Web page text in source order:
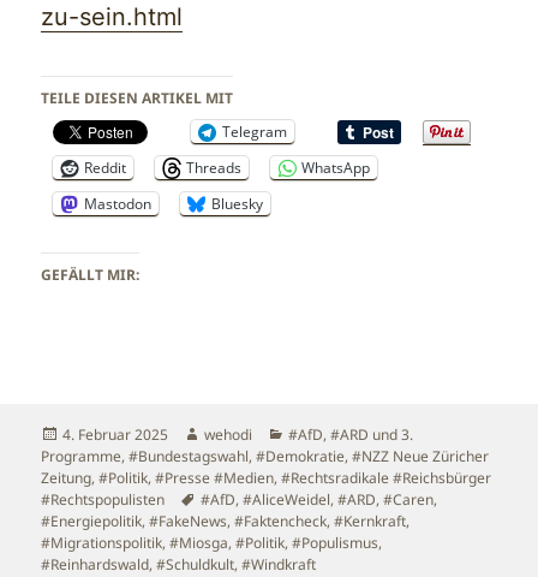
zu-sein.html
TEILE DIESEN ARTIKEL MIT
Telegram
Reddit
Threads
WhatsApp
Mastodon
Bluesky
GEFÄLLT MIR:
Veröffentlicht
am
4. Februar 2025 Autor
wehodi Kategorien
#AfD,#ARD und 3.
Programme,#Bundestagswahl,#Demokratie,#NZZ Neue Züricher
Zeitung,#Politik,#Presse #Medien,#Rechtsradikale #Reichsbürger
#Rechtspopulisten
Schlagwörter
#AfD,#AliceWeidel,#ARD,#Caren,
#Energiepolitik,#FakeNews,#Faktencheck,#Kernkraft,
#Migrationspolitik,#Miosga,#Politik,#Populismus,
#Reinhardswald,#Schuldkult,#Windkraft